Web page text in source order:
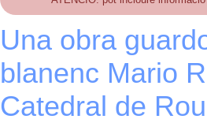
Una obra
blanenc Mario
Catedral de